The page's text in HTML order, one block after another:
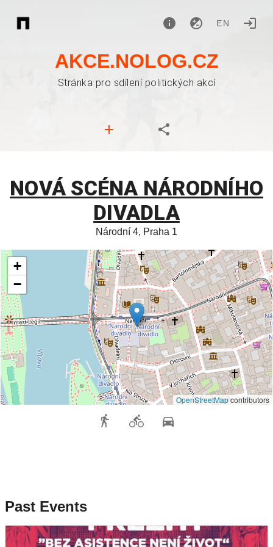
EN
AKCE.NOLOG.CZ
Stránka pro sdílení politických akcí
NOVÁ SCÉNA NÁRODNÍHO
DIVADLA
Národní 4, Praha 1
+
−
OpenStreetMapcontributors
Past Events